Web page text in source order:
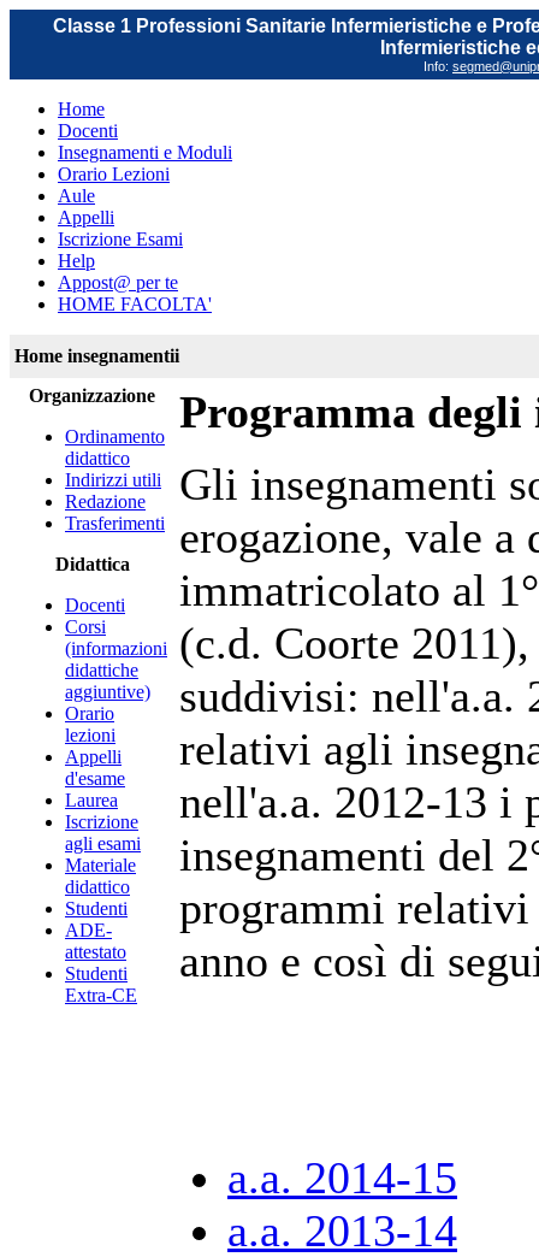
Classe 1 Professioni Sanitarie Infermieristiche e
Infermieristiche
Info:
Home
Docenti
Insegnamenti e Moduli
Orario Lezioni
Aule
Appelli
Iscrizione Esami
Help
Appost@ per te
HOME FACOLTA'
Home insegnamentii
Organizzazione
Ordinamento
didattico
Indirizzi utili
Redazione
Trasferimenti
Didattica
Docenti
Corsi
(informazioni
didattiche
aggiuntive)
Orario
lezioni
Appelli
d'esame
Laurea
Iscrizione
agli esami
Materiale
didattico
Studenti
ADE-
attestato
Studenti
Extra-CE
Programma degli
Gli insegnamenti
erogazione, vale a
immatricolato al
(c.d. Coorte
suddivisi: nell'a.a.
relativi agli
nell'a.a. 2012-13 i
insegnamenti del
programmi relativi
anno e così di
a.a. 2014-15
a.a. 2013-14